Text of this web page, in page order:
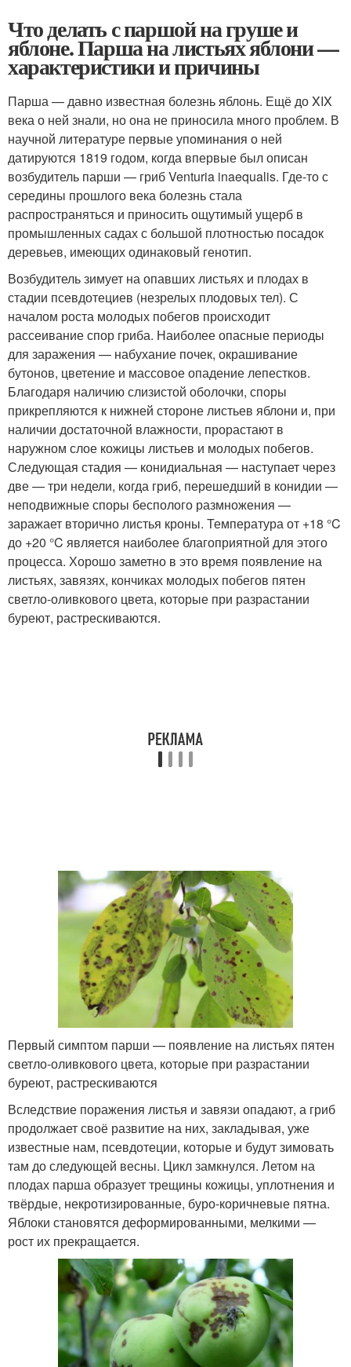
Что делать с паршой на груше и
яблоне. Парша на листьях яблони —
характеристики и причины
Парша — давно известная болезнь яблонь. Ещё до XIX
века о ней знали, но она не приносила много проблем. В
научной литературе первые упоминания о ней
датируются 1819 годом, когда впервые был описан
возбудитель парши — гриб Venturia inaequalis. Где-то с
середины прошлого века болезнь стала
распространяться и приносить ощутимый ущерб в
промышленных садах с большой плотностью посадок
деревьев, имеющих одинаковый генотип.
Возбудитель зимует на опавших листьях и плодах в
стадии псевдотециев (незрелых плодовых тел). С
началом роста молодых побегов происходит
рассеивание спор гриба. Наиболее опасные периоды
для заражения — набухание почек, окрашивание
бутонов, цветение и массовое опадение лепестков.
Благодаря наличию слизистой оболочки, споры
прикрепляются к нижней стороне листьев яблони и, при
наличии достаточной влажности, прорастают в
наружном слое кожицы листьев и молодых побегов.
Следующая стадия — конидиальная — наступает через
две — три недели, когда гриб, перешедший в конидии —
неподвижные споры бесполого размножения —
заражает вторично листья кроны. Температура от +18 °C
до +20 °C является наиболее благоприятной для этого
процесса. Хорошо заметно в это время появление на
листьях, завязях, кончиках молодых побегов пятен
светло-оливкового цвета, которые при разрастании
буреют, растрескиваются.
Первый симптом парши — появление на листьях пятен
светло-оливкового цвета, которые при разрастании
буреют, растрескиваются
Вследствие поражения листья и завязи опадают, а гриб
продолжает своё развитие на них, закладывая, уже
известные нам, псевдотеции, которые и будут зимовать
там до следующей весны. Цикл замкнулся. Летом на
плодах парша образует трещины кожицы, уплотнения и
твёрдые, некротизированные, буро-коричневые пятна.
Яблоки становятся деформированными, мелкими —
рост их прекращается.